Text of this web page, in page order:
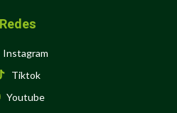
Redes
Instagram
Tiktok
Youtube